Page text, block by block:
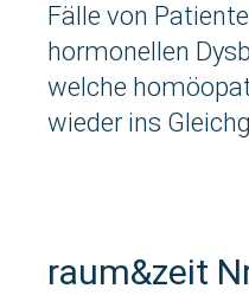
Fälle von
hormonellen
welche
wieder ins
raum&zeit